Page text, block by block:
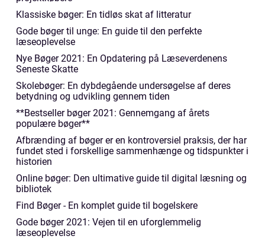
Klassiske bøger: En tidløs skat af litteratur
Gode bøger til unge: En guide til den perfekte
læseoplevelse
Nye Bøger 2021: En Opdatering på Læseverdenens
Seneste Skatte
Skolebøger: En dybdegående undersøgelse af deres
betydning og udvikling gennem tiden
**Bestseller bøger 2021: Gennemgang af årets
populære bøger**
Afbrænding af bøger er en kontroversiel praksis, der har
fundet sted i forskellige sammenhænge og tidspunkter i
historien
Online bøger: Den ultimative guide til digital læsning og
bibliotek
Find Bøger - En komplet guide til bogelskere
Gode bøger 2021: Vejen til en uforglemmelig
læseoplevelse